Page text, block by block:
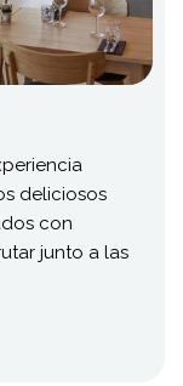
deliciosos
con
junto a las